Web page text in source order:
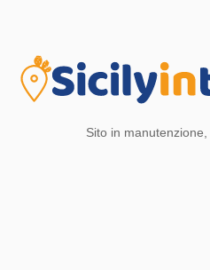
Sito in